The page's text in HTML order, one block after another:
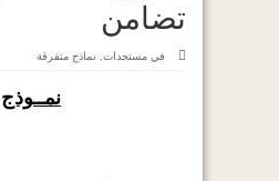
تضامن
في مستجدات, نماذج متفرقة
نمــوذج